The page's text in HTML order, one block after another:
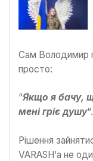
Сам Володимир
просто:
“Якщо я бачу,
мені гріє душу“.
Рішення
VARASH’а не